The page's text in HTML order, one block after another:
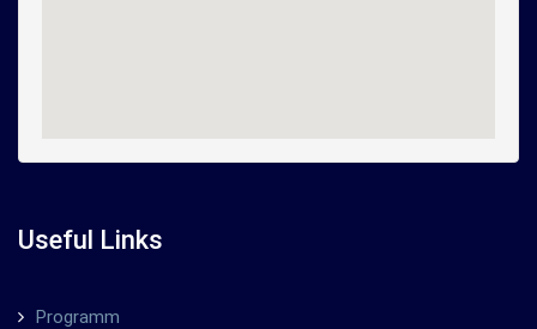
Useful Links
Programm